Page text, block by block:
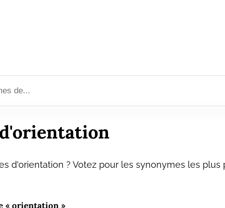
d'orientation ? Votez pour les synonymes les
« orientation »